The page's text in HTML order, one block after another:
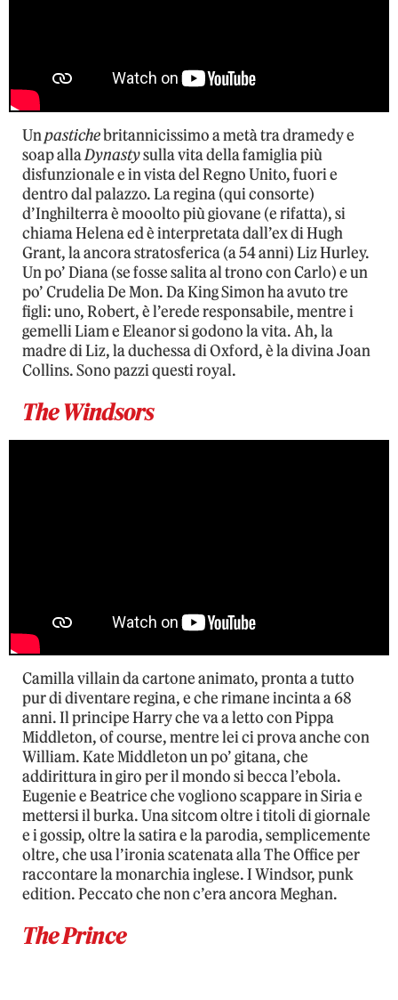
Unpastichebritannicissimo a metà tra dramedy e
soap allaDynastysulla vita della famiglia più
disfunzionale e in vista del Regno Unito, fuori e
dentro dal palazzo. La regina (qui consorte)
d’Inghilterra è mooolto più giovane (e rifatta), si
chiama Helena ed è interpretata dall’ex di Hugh
Grant, la ancora stratosferica (a 54 anni) Liz Hurley.
Un po’ Diana (se fosse salita al trono con Carlo) e un
po’ Crudelia De Mon. Da King Simon ha avuto tre
figli: uno, Robert, è l’erede responsabile, mentre i
gemelli Liam e Eleanor si godono la vita. Ah, la
madre di Liz, la duchessa di Oxford, è la divina Joan
Collins. Sono pazzi questi royal.
The Windsors
Camilla villain da cartone animato, pronta a tutto
pur di diventare regina, e che rimane incinta a 68
anni. Il principe Harry che va a letto con Pippa
Middleton, of course, mentre lei ci prova anche con
William. Kate Middleton un po’ gitana, che
addirittura in giro per il mondo si becca l’ebola.
Eugenie e Beatrice che vogliono scappare in Siria e
mettersi il burka. Una sitcom oltre i titoli di giornale
e i gossip, oltre la satira e la parodia, semplicemente
oltre, che usa l’ironia scatenata alla The Office per
raccontare la monarchia inglese. I Windsor, punk
edition. Peccato che non c’era ancora Meghan.
The Prince